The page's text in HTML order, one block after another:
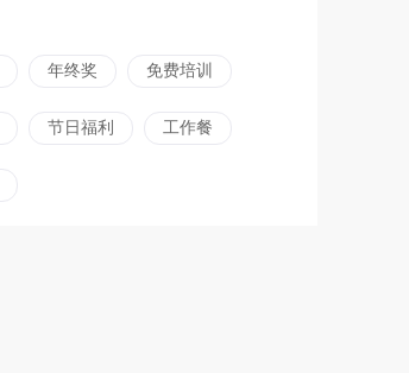
年终奖 免费培训
节日福利 工作餐